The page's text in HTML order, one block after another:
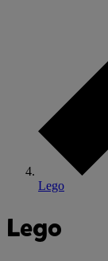
Lego
Lego